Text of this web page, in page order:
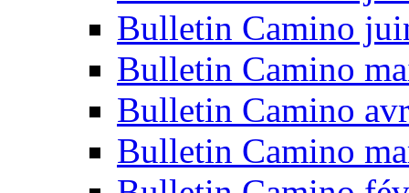
Bulletin Camino
Bulletin Camino
Bulletin Camino
Bulletin Camino